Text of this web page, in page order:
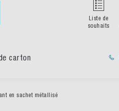
Liste de
souhaits
carton
en sachet métallisé